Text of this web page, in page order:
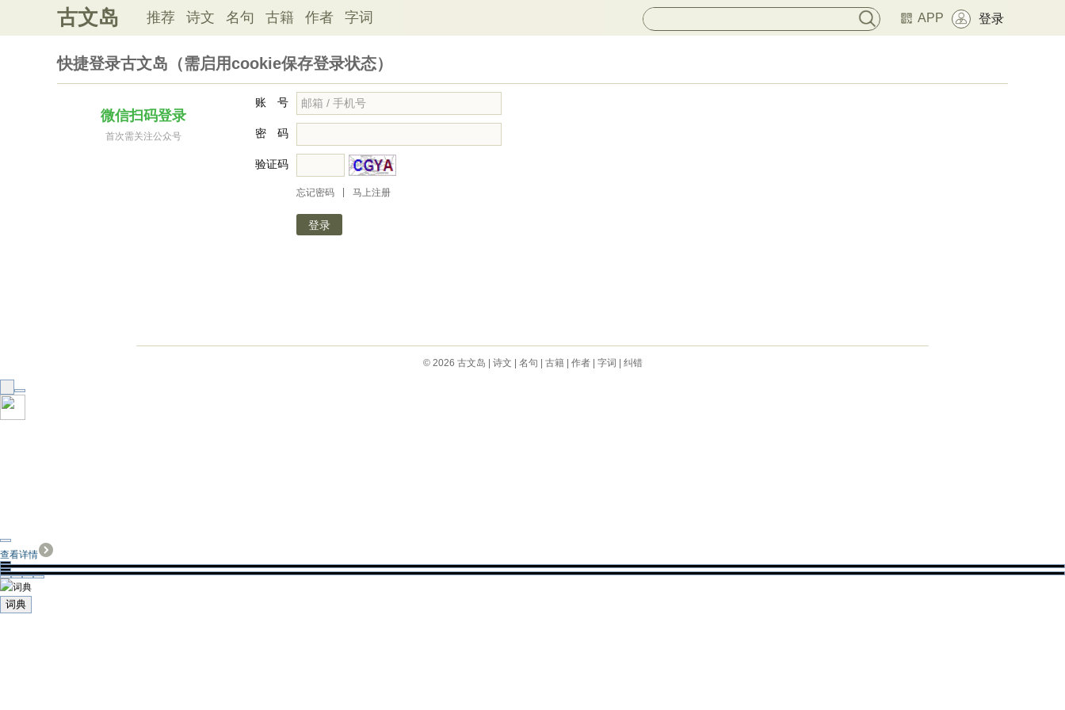
古文岛 推荐 诗文 名句 古籍 作者 字词 APP 登录
快捷登录古文岛（需启用cookie保存登录状态）
微信扫码登录
首次需关注公众号
账 号
密 码
验证码
忘记密码 马上注册
© 2026 古文岛 诗文 名句 古籍| 作者| 字词 纠错
查看详情
词典